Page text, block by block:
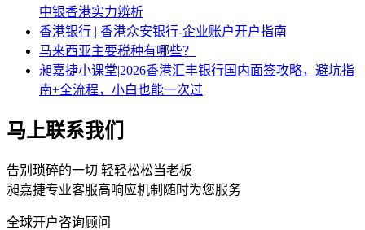
中银香港实力辨析
香港银行 | 香港众安银行-企业账户开户指南
马来西亚主要税种有哪些？
昶嘉捷小课堂|2026香港汇丰银行国内面签攻略，避坑指
南+全流程，小白也能一次过
马上联系我们
告别琐碎的一切 轻轻松松当老板
昶嘉捷专业客服高响应机制随时为您服务
全球开户咨询顾问